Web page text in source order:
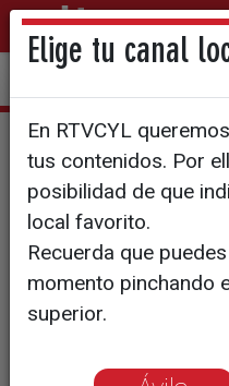
Los del Sótano
Elige tu canal
En RTVCYL
tus contenidos. Por
posibilidad de que
local favorito.
Recuerda que
momento pinchando
superior.